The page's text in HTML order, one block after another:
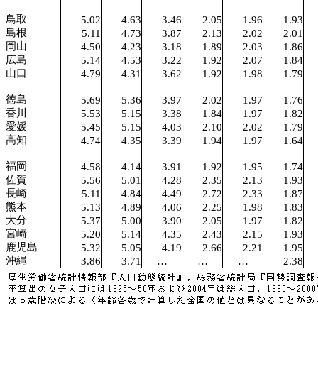
鳥取 5.02 4.63 3.46 2.05 1.96
1.93
島根
5.11 4.73 3.87 2.13 2.02
2.01
岡山
4.50 4.23 3.18 1.89 2.03
1.86
広島
5.14 4.53 3.22 1.92 2.07
1.84
山口
4.79 4.31 3.62 1.92 1.98 1.79
徳島 5.69 5.36 3.97 2.02 1.97
1.76
香川
5.53 5.15 3.38 1.84 1.97
1.82
愛媛
5.45 5.15 4.03 2.10 2.02
1.79
高知
4.74 4.35 3.39 1.94 1.97 1.64
福岡 4.58 4.14 3.91 1.92 1.95
1.74
佐賀
5.56 5.01 4.28 2.35 2.13
1.93
長崎
5.11 4.84 4.49 2.72 2.33
1.87
熊本
5.13 4.89 4.06 2.25 1.98
1.83
大分
5.37 5.00 3.90 2.05 1.97
1.82
宮崎
5.20 5.14 4.35 2.43 2.15
1.93
鹿児島
5.32 5.05 4.19 2.66 2.21
1.95
沖縄
3.86 3.71 … … … 2.38